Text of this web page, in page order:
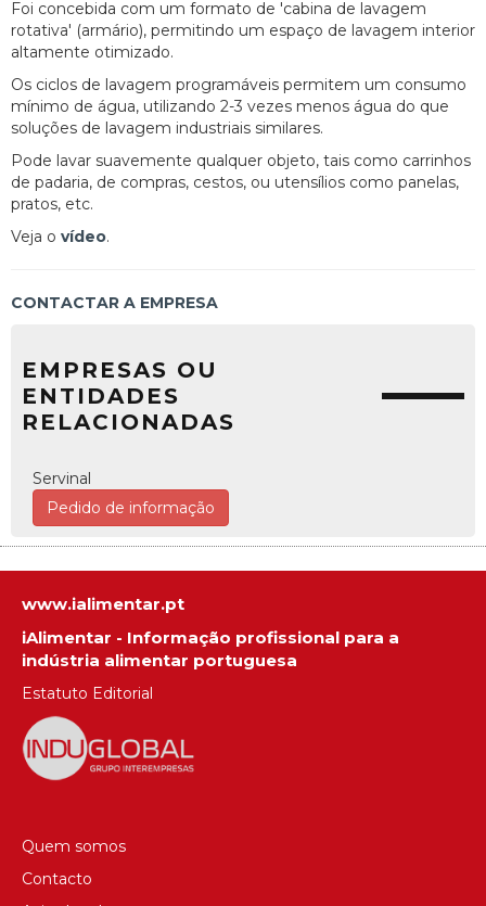
Foi concebida com um formato de 'cabina de lavagem
rotativa' (armário), permitindo um espaço de lavagem interior
altamente otimizado.
Os ciclos de lavagem programáveis permitem um consumo
mínimo de água, utilizando 2-3 vezes menos água do que
soluções de lavagem industriais similares.
Pode lavar suavemente qualquer objeto, tais como carrinhos
de padaria, de compras, cestos, ou utensílios como panelas,
pratos, etc.
Veja o vídeo.
CONTACTAR A EMPRESA
EMPRESAS OU
ENTIDADES
RELACIONADAS
Servinal
Pedido de informação
www.ialimentar.pt
iAlimentar - Informação profissional para a
indústria alimentar portuguesa
Estatuto Editorial
Quem somos
Contacto